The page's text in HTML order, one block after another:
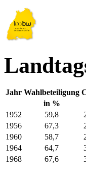
Jahr Wahlbeteiligung
in %
1952
59,8
1956
67,3
1960
58,7
1964
64,7
1968
67,6